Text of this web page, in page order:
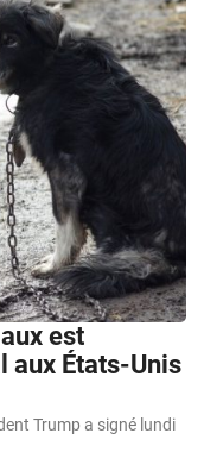
est
aux États-Unis
Trump a signé lundi